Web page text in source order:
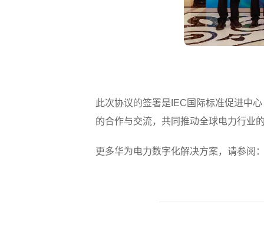
此次协议的签署是IEC国际标准促进中
的合作与交流，共同推动全球电力行业
更多华为电力数字化解决方案，请参阅